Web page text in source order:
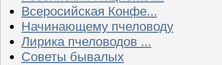
Всеросийская Конфе...
Начинающему пчеловоду
Лирика пчеловодов ...
Советы бывалых